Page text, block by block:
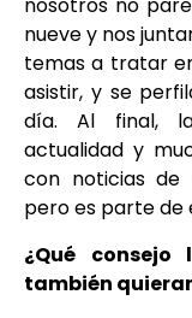
nosotros no
nueve y nos
temas a tratar
asistir, y se
día. Al final,
actualidad y
con noticias de
pero es parte de
¿Qué
también